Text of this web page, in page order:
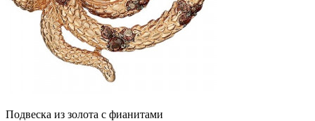
Подвеска из золота с фианитами